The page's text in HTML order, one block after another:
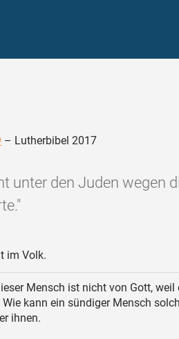
– Lutherbibel 2017
unter den Juden wegen
im Volk.
Mensch ist nicht von Gott, weil
kann ein sündiger Mensch
ihnen.